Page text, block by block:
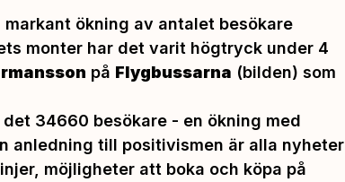
ökning av antalet besökare
monter har det varit högtryck under 4
på Flygbussarna (bilden) som
34660 besökare - en ökning med
anledning till positivismen är alla nyheter
möjligheter att boka och köpa på